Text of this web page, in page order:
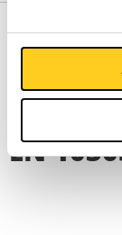
Liste
ZISTA
EN